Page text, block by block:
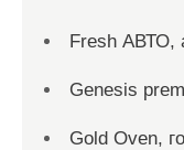
Fresh АВТО,
Genesis
Gold Oven,